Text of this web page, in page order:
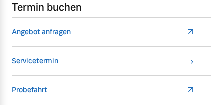
Termin buchen
Angebot anfragen
Servicetermin
Probefahrt